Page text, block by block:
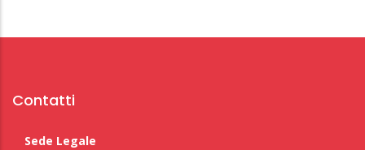
Contatti
Sede Legale